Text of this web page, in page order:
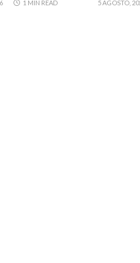
1 MIN READ 5 AGOSTO,